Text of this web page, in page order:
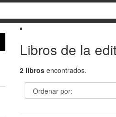
Libros de la
2 librosencontrados.